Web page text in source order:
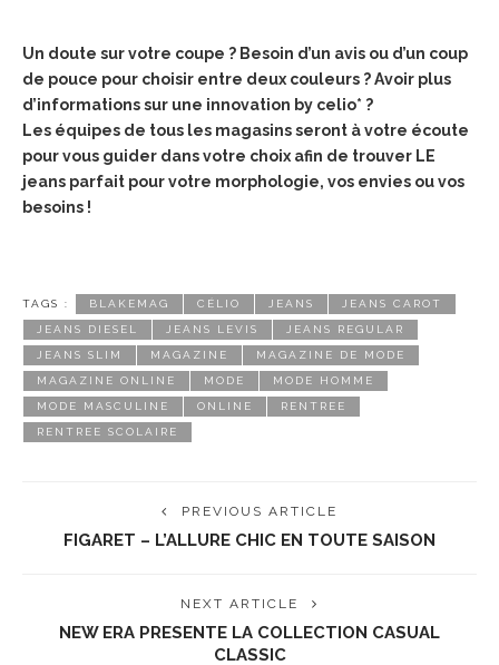
Un doute sur votre coupe ? Besoin d’un avis ou d’un coup
de pouce pour choisir entre deux couleurs ? Avoir plus
d’informations sur une innovation by celio* ?
Les équipes de tous les magasins seront à votre écoute
pour vous guider dans votre choix afin de trouver LE
jeans parfait pour votre morphologie, vos envies ou vos
besoins !
TAGS : BLAKEMAG CÉLIO JEANS JEANS CAROT
JEANS DIESEL JEANS LEVIS JEANS REGULAR
JEANS SLIM MAGAZINE MAGAZINE DE MODE
MAGAZINE ONLINE MODE MODE HOMME
MODE MASCULINE ONLINE RENTREE
RENTREE SCOLAIRE
PREVIOUS ARTICLE
FIGARET – L’ALLURE CHIC EN TOUTE SAISON
NEXT ARTICLE
NEW ERA PRESENTE LA COLLECTION CASUAL
CLASSIC